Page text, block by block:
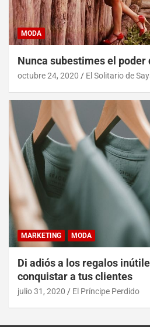
MODA
Nunca subestimes el poder
octubre 24, 2020 El Solitario de
MARKETING MODA
Di adiós a los regalos
conquistar a tus clientes
julio 31, 2020 El Príncipe Perdido